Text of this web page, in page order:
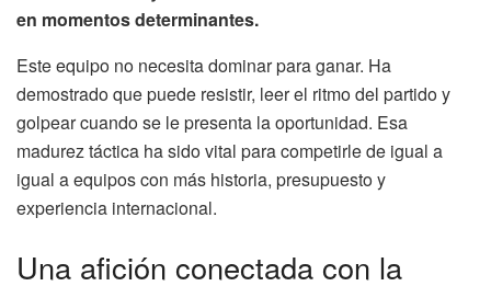
en momentos determinantes.
Este equipo no necesita dominar para ganar. Ha
demostrado que puede resistir, leer el ritmo del partido y
golpear cuando se le presenta la oportunidad. Esa
madurez táctica ha sido vital para competirle de igual a
igual a equipos con más historia, presupuesto y
experiencia internacional.
Una afición conectada con la